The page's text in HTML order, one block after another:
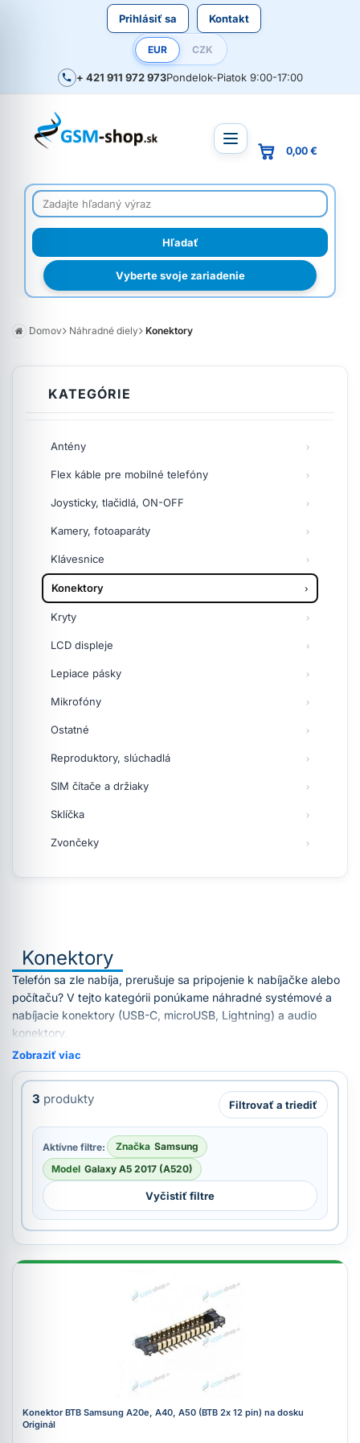
Prihlásiť sa Kontakt
EUR CZK
+ 421 911 972 973Pondelok-Piatok 9:00-17:00
Vyberte svoje zariadenie
0,00 €
Domov Náhradné diely Konektory
KATEGÓRIE
Antény
Flex káble pre mobilné telefóny
Joysticky, tlačidlá, ON-OFF
Kamery, fotoaparáty
Klávesnice
Konektory
Kryty
LCD displeje
Lepiace pásky
Mikrofóny
Ostatné
Reproduktory, slúchadlá
SIM čítače a držiaky
Sklíčka
Zvončeky
Konektory
Telefón sa zle nabíja, prerušuje sa pripojenie k nabíjačke alebo
počítaču? V tejto kategórii ponúkame náhradné systémové a
nabíjacie konektory (USB-C, microUSB, Lightning) a audio
konektory.
Zobraziť viac
3 produkty Filtrovať a triediť
Aktívne filtre: Značka Samsung
Model Galaxy A5 2017 (A520)
Vyčistiť filtre
Konektor BTB Samsung A20e, A40, A50 (BTB 2x 12 pin) na dosku
Originál